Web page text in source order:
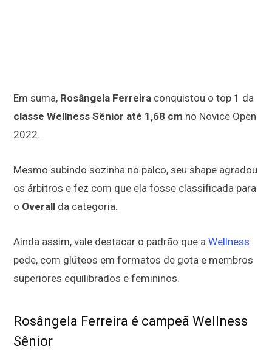
Em suma, Rosângela Ferreira conquistou o top 1 da
classe Wellness Sênior até 1,68 cm no Novice Open
2022.
Mesmo subindo sozinha no palco, seu shape agradou
os árbitros e fez com que ela fosse classificada para
o Overall da categoria.
Ainda assim, vale destacar o padrão que a Wellness
pede, com glúteos em formatos de gota e membros
superiores equilibrados e femininos.
Rosângela Ferreira é campeã Wellness
Sênior